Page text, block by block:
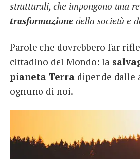
strutturali, che impongono una
trasformazione della società e
Parole che dovrebbero far
cittadino del Mondo: la
pianeta Terra dipende dalle
ognuno di noi.